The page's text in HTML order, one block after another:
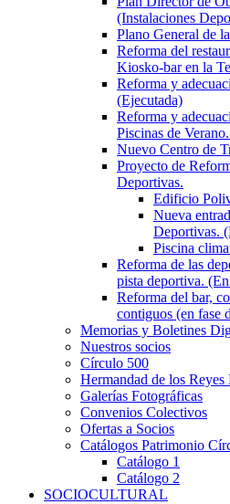
(Instalaciones
Plano General de
Reforma del
Kiosko-bar en la
Reforma y
(Ejecutada)
Reforma y
Piscinas de
Nuevo Centro de
Proyecto de
Deportivas.
Edificio
Nueva
Deportivas.
Piscina
Reforma de las
pista deportiva.
Reforma del bar,
contiguos (en fase
Memorias y Boletines
Nuestros socios
Círculo 500
Hermandad de los Reyes
Galerías Fotográficas
Convenios Colectivos
Ofertas a Socios
Catálogos Patrimonio
Catálogo 1
Catálogo 2
SOCIOCULTURAL